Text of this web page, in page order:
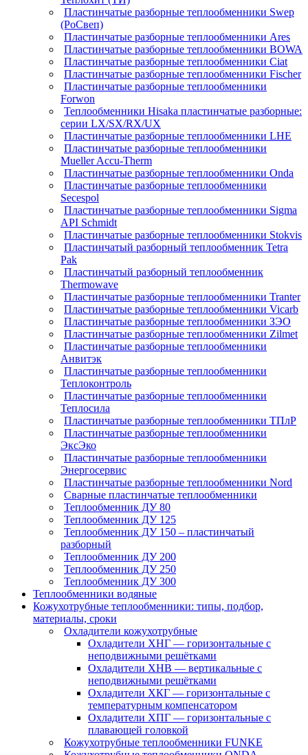
Пластинчатые разборные теплообменники Swep
(РоСвеп)
Пластинчатые разборные теплообменники Ares
Пластинчатые разборные теплообменники BOWA
Пластинчатые разборные теплообменники Ciat
Пластинчатые разборные теплообменники Fischer
Пластинчатые разборные теплообменники
Forwon
Теплообменники Hisaka пластинчатые разборные:
серии LX/SX/RX/UX
Пластинчатые разборные теплообменники LHE
Пластинчатые разборные теплообменники
Mueller Accu-Therm
Пластинчатые разборные теплообменники Onda
Пластинчатые разборные теплообменники
Secespol
Пластинчатые разборные теплообменники Sigma
API Schmidt
Пластинчатые разборные теплообменники Stokvis
Пластинчатый разборный теплообменник Tetra
Pak
Пластинчатый разборный теплообменник
Thermowave
Пластинчатые разборные теплообменники Tranter
Пластинчатые разборные теплообменники Vicarb
Пластинчатые разборные теплообменники ЗЭО
Пластинчатые разборные теплообменники Zilmet
Пластинчатые разборные теплообменники
Анвитэк
Пластинчатые разборные теплообменники
Теплоконтроль
Пластинчатые разборные теплообменники
Теплосила
Пластинчатые разборные теплообменники ТПлР
Пластинчатые разборные теплообменники
ЭксЭко
Пластинчатые разборные теплообменники
Энергосервис
Пластинчатые разборные теплообменники Nord
Сварные пластинчатые теплообменники
Теплообменник ДУ 80
Теплообменник ДУ 125
Теплообменник ДУ 150 – пластинчатый
разборный
Теплообменник ДУ 200
Теплообменник ДУ 250
Теплообменник ДУ 300
Теплообменники водяные
Кожухотрубные теплообменники: типы, подбор,
материалы, сроки
Охладители кожухотрубные
Охладители ХНГ — горизонтальные с
неподвижными решётками
Охладители ХНВ — вертикальные с
неподвижными решётками
Охладители ХКГ — горизонтальные с
температурным компенсатором
Охладители ХПГ — горизонтальные с
плавающей головкой
Кожухотрубные теплообменники FUNKE